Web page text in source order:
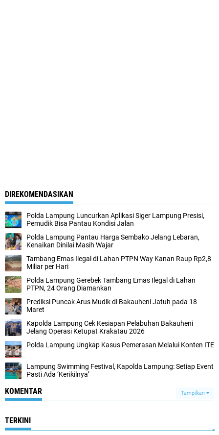
DIREKOMENDASIKAN
Polda Lampung Luncurkan Aplikasi Siger Lampung Presisi,
Pemudik Bisa Pantau Kondisi Jalan
Polda Lampung Pantau Harga Sembako Jelang Lebaran,
Kenaikan Dinilai Masih Wajar
Tambang Emas Ilegal di Lahan PTPN Way Kanan Raup Rp2,8
Miliar per Hari
Polda Lampung Gerebek Tambang Emas Ilegal di Lahan
PTPN, 24 Orang Diamankan
Prediksi Puncak Arus Mudik di Bakauheni Jatuh pada 18
Maret
Kapolda Lampung Cek Kesiapan Pelabuhan Bakauheni
Jelang Operasi Ketupat Krakatau 2026
Polda Lampung Ungkap Kasus Pemerasan Melalui Konten ITE
Lampung Swimming Festival, Kapolda Lampung: Setiap Event
Pasti Ada ‘Kerikilnya’
KOMENTAR Tampilkan
TERKINI